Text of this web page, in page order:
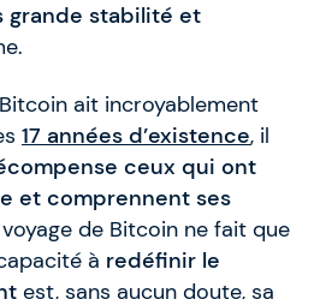
grande stabilité et
ait incroyablement
17 années d’existence, il
ceux qui ont
et comprennent ses
voyage de Bitcoin ne fait que
à redéfinir le
est, sans aucun doute, sa